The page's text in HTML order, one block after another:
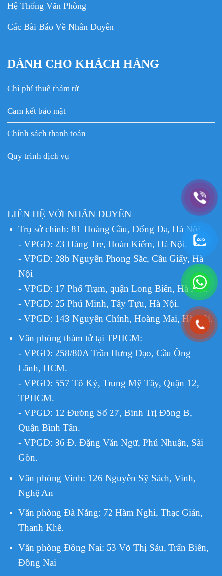
Hệ Thống Văn Phòng
Các Bài Báo Về Nhân Duyên
DÀNH CHO KHÁCH HÀNG
Chi phí thuê thám tử
Cam kết bảo mật
Chính sách thanh toán
Quy trình dịch vụ
LIÊN HỆ VỚI NHÂN DUYÊN
Trụ sở chính: 81 Hoàng Cầu, Đống Đa, Hà Nội.
- VPGD: 23 Hàng Tre, Hoàn Kiếm, Hà Nội.
- VPGD: 28b Nguyễn Phong Sắc, Cầu Giấy, Hà
Nội
- VPGD: 17 Phố Trạm, quận Long Biên, Hà Nội.
- VPGD: 25 Phú Minh, Tây Tựu, Hà Nội.
- VPGD: 143 Nguyễn Chính, Hoàng Mai, Hà Nội.
Văn phòng thám tử tại TPHCM:
- VPGD: 258/80A Trần Hưng Đạo, Cầu Ông
Lãnh, HCM.
- VPGD: 557 Tô Ký, Trung Mỹ Tây, Quận 12,
TPHCM.
- VPGD: 12 Đường Số 27, Bình Trị Đông B,
Quận Bình Tân.
- VPGD: 86 Đ. Đặng Văn Ngữ, Phú Nhuận, Sài
Gòn.
Văn phòng Vinh: 126 Nguyễn Sỹ Sách, Vinh,
Nghệ An
Văn phòng Đà Nẵng: 72 Hàm Nghi, Thạc Gián,
Thanh Khê.
Văn phòng Đồng Nai: 53 Võ Thị Sáu, Trấn Biên,
Đồng Nai